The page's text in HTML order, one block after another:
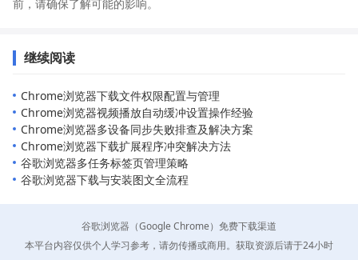
前，请确保了解可能的影响。
继续阅读
Chrome浏览器下载文件权限配置与管理
Chrome浏览器视频播放自动缓冲设置操作经验
Chrome浏览器多设备同步失败排查及解决方案
Chrome浏览器下载扩展程序冲突解决方法
谷歌浏览器多任务标签页管理策略
谷歌浏览器下载与安装图文全流程
谷歌浏览器（Google Chrome）免费下载渠道
本平台内容仅供个人学习参考，请勿传播或商用。获取资源后请于24小时